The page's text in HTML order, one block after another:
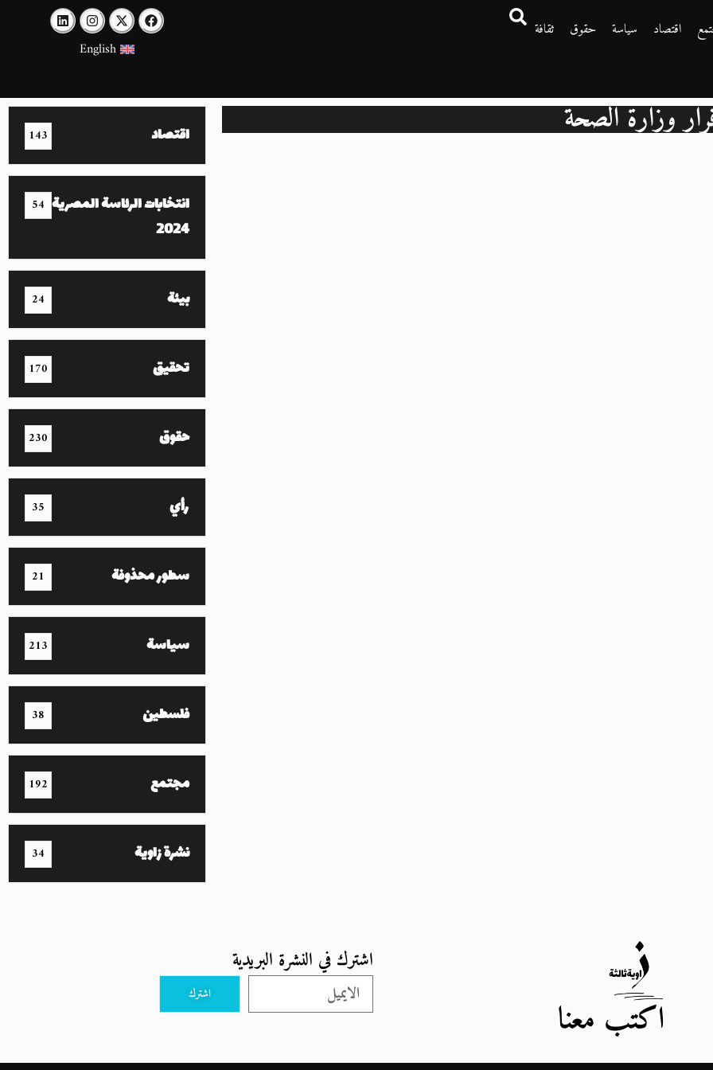
اقتصاد سياسة حقوق
ثقافة
English
وزارة الصحة اقتصاد 143
انتخابات الرئاسة المصرية
2024
54
بيئة 24
تحقيق 170
حقوق 230
رأي 35
سطور محذوفة 21
سياسة 213
فلسطين 38
مجتمع 192
نشرة زاوية 34
اكتب معنا
اشترك في النشرة البريدية
اشترك